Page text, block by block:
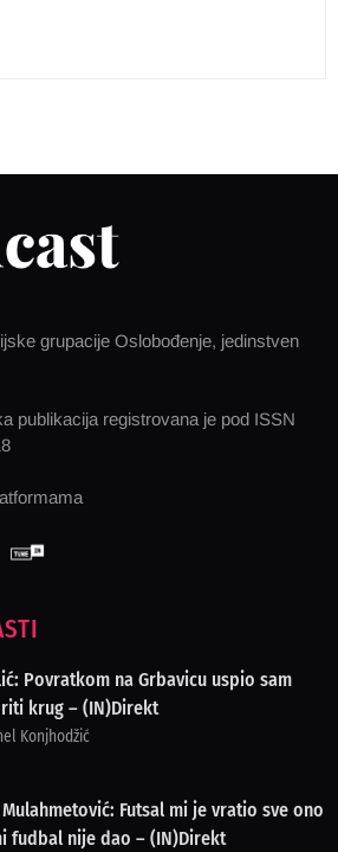
grupacije Oslobođenje, jedinstven
publikacija registrovana je pod ISSN
Povratkom na Grbavicu uspio sam
krug – (IN)Direkt
Konjhodžić
Futsal mi je vratio sve ono
fudbal nije dao – (IN)Direkt